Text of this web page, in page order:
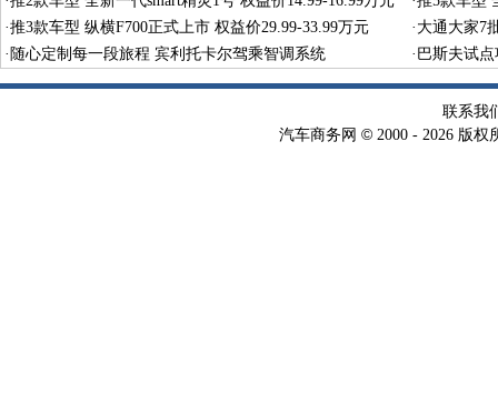
·推3款车型 纵横F700正式上市 权益价29.99-33.99万元 · 大通大家7
· 随心定制每一段旅程 宾利托卡尔驾乘智调系统 · 巴斯夫试
术
联系我
汽车商务网 © 2000 - 2026 版权